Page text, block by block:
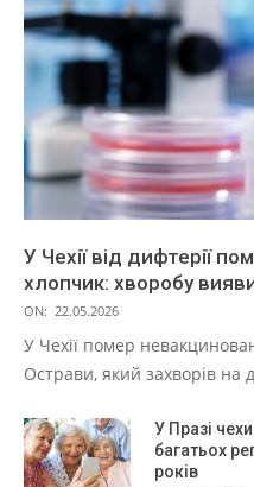
У Чехії від дифтерії
хлопчик: хворобу
ON: 22.05.2026
У Чехії помер
Острави, який захворів на
У Празі
багатьох
років